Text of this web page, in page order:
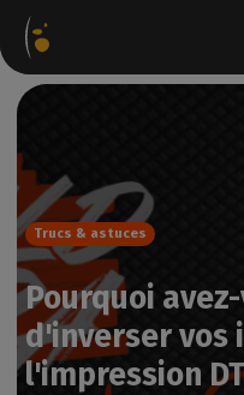
Trucs & astuces
Pourquoi
d'inverser vos
l'impression